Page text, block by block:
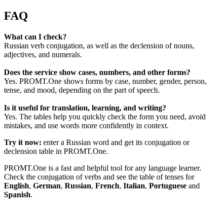
FAQ
What can I check?
Russian verb conjugation, as well as the declension of nouns,
adjectives, and numerals.
Does the service show cases, numbers, and other forms?
Yes. PROMT.One shows forms by case, number, gender, person,
tense, and mood, depending on the part of speech.
Is it useful for translation, learning, and writing?
Yes. The tables help you quickly check the form you need, avoid
mistakes, and use words more confidently in context.
Try it now: enter a Russian word and get its conjugation or
declension table in PROMT.One.
PROMT.One is a fast and helpful tool for any language learner.
Check the conjugation of verbs and see the table of tenses for
English, German, Russian, French, Italian, Portuguese and
Spanish.